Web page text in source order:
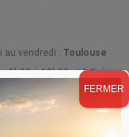
au vendredi : Toulouse
9h30 à 12h30 et 14h à
05 34 26 18 86
) de 9h à
Magdelaine, 31380 —
FERMER